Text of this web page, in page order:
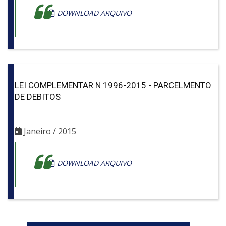
DOWNLOAD ARQUIVO
LEI COMPLEMENTAR N 1996-2015 - PARCELMENTO
DE DEBITOS
Janeiro / 2015
DOWNLOAD ARQUIVO